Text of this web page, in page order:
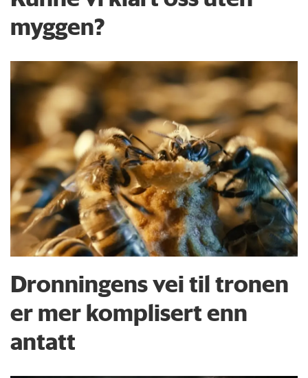
myggen?
Dronningens vei til tronen
er mer komplisert enn
antatt